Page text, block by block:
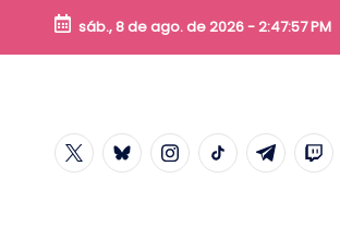
Skip
sáb., 8 de ago. de 2026-2:47:57 PM
twitterblueskyinstagram
tiktok telegram
twitch